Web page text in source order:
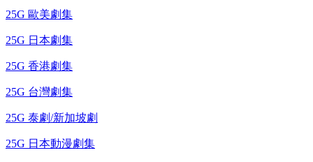
25G 歐美劇集
25G 日本劇集
25G 香港劇集
25G 台灣劇集
25G 泰劇/新加坡劇
25G 日本動漫劇集